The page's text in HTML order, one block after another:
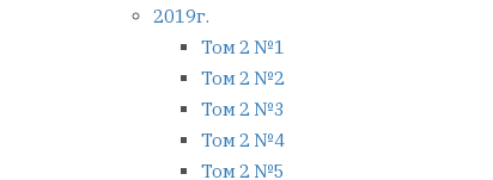
2019г.
Том 2 №1
Том 2 №2
Том 2 №3
Том 2 №4
Том 2 №5